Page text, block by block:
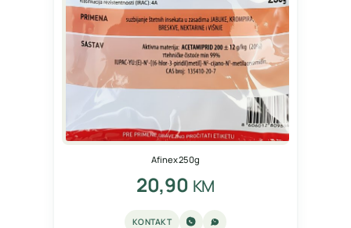
Afinex 250g
20,90 KM
KONTAKT